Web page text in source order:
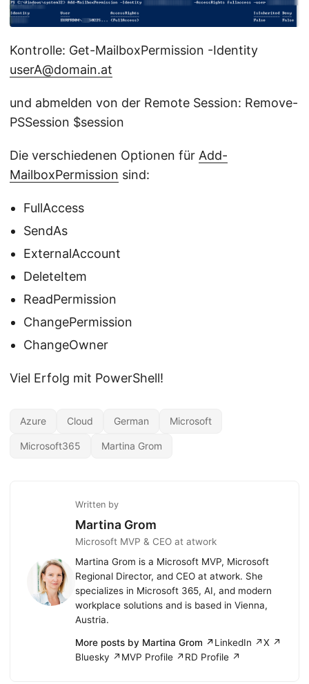
Kontrolle: Get-MailboxPermission -Identity
userA@domain.at
und abmelden von der Remote Session: Remove-
PSSession $session
Die verschiedenen Optionen für Add-
MailboxPermission sind:
FullAccess
SendAs
ExternalAccount
DeleteItem
ReadPermission
ChangePermission
ChangeOwner
Viel Erfolg mit PowerShell!
Azure Cloud German Microsoft
Microsoft365 Martina Grom
Written by
Martina Grom
Microsoft MVP & CEO at atwork
Martina Grom is a Microsoft MVP, Microsoft
Regional Director, and CEO at atwork. She
specializes in Microsoft 365, AI, and modern
workplace solutions and is based in Vienna,
Austria.
More posts by Martina Grom ↗LinkedIn ↗X ↗
Bluesky ↗ MVP Profile ↗ RD Profile ↗